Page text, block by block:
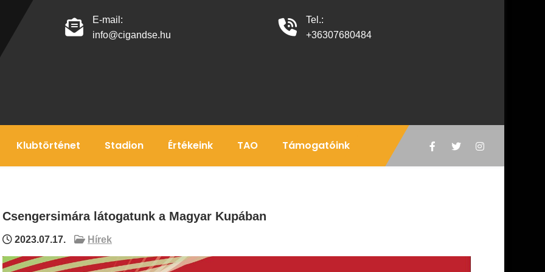
E-mail:
info@cigandse.hu
Tel.:
+36307680484
Klubtörténet Stadion Értékeink TAO Támogatóink
Csengersimára látogatunk a Magyar Kupában
2023.07.17. Hírek